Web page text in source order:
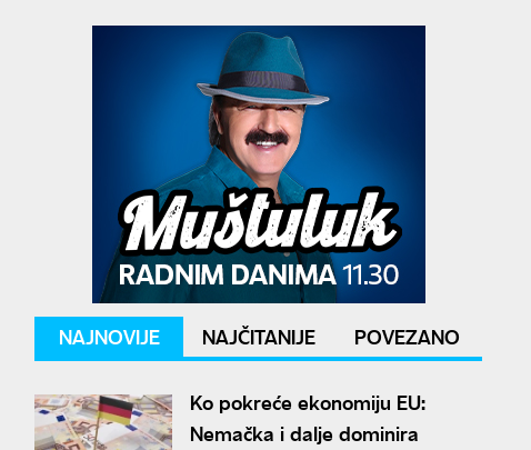
NAJNOVIJE NAJČITANIJE POVEZANO
Ko pokreće ekonomiju EU:
Nemačka i dalje dominira